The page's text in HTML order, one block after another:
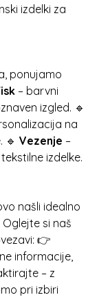
izdelki za
ponujamo
– barvni
izgled. 🔹
na
🔹 Vezenje –
izdelke.
našli idealno
si naš
👉
informacije,
– z
pri izbiri